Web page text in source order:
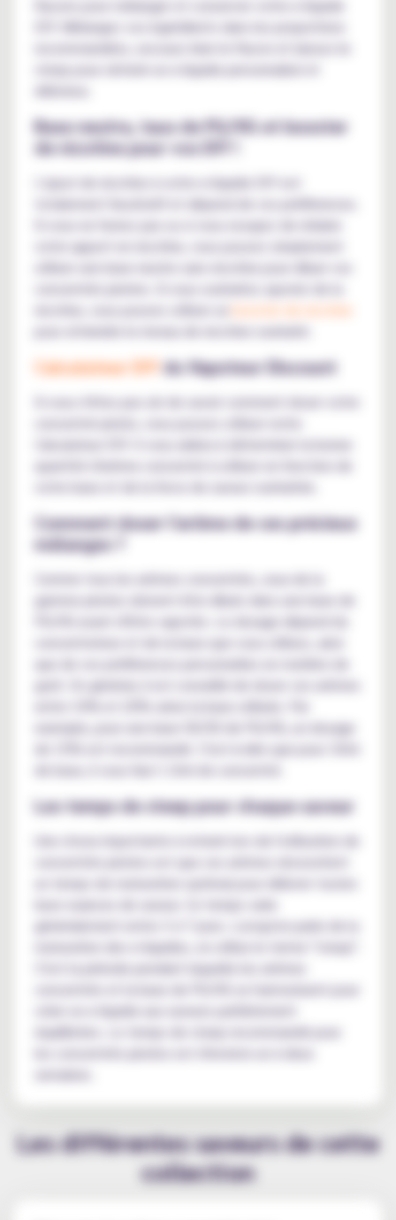
DIY. Mélangez vos ingrédients dans les proportions
Base neutre, taux de PG/VG et booster
de nicotine pour vos DIY !
L'ajout de nicotine à votre e-liquide DIY est
totalement facultatif et dépend de vos préférences.
Si vous ne fumez pas ou si vous essayez de réduire
votre apport en nicotine, vous pouvez simplement
pour atteindre le niveau de nicotine souhaité.
Calculateur DIY du Vapoteur Discount
Si vous n'êtes pas sûr de savoir comment doser votre
Calculateur DIY. Il vous aidera à déterminer la bonne
Comment doser l'arôme de ces précieux
mélanges ?
Comme tous les arômes concentrés, ceux de la
gamme pirates doivent être dilués dans une base de
PG/VG avant d'être vapotés. Le dosage dépend du
concentrateur et de la base que vous utilisez, ainsi
goût. En général, il est conseillé de doser ces arômes
exemple, pour une base 50/50 de PG/VG, un dosage
Les temps de steep pour chaque saveur
Une chose importante à retenir lors de l'utilisation de
concentrés pirates est que ces arômes nécessitent
généralement entre 3 à 7 jours. Lorsqu'on parle de la
maturation des e-liquides, on utilise le terme "steep".
C'est la période pendant laquelle les arômes
concentrés et la base de PG/VG se harmonisent pour
créer un e-liquide aux saveurs parfaitement
équilibrées. Le temps de steep recommandé pour
Les différentes saveurs de cette
collection